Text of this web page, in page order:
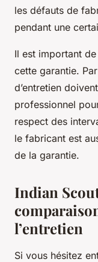
les défauts de
pendant une
Il est important
cette garantie.
d’entretien
professionnel
respect des
le fabricant est
de la garantie.
Indian
l’entretien
Si vous hésitez